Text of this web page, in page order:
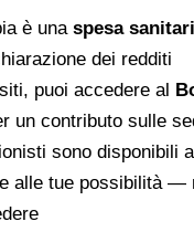
è una spesa
dei redditi
puoi accedere al
un contributo sulle
sono disponibili
alle tue possibilità —